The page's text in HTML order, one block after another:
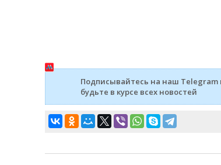
Подписывайтесь на наш Telegram
будьте в курсе всех новостей